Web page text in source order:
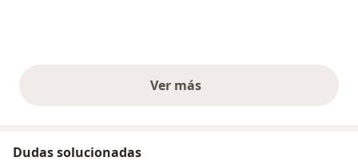
Ver másopiniones anteriores
Dudas solucionadas